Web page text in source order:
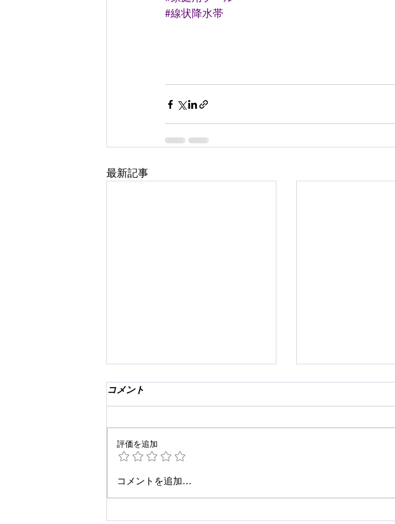
#線状降水帯
最新記事
☆肩こり・腰痛予防☆
コメント
評価を追加
コメントを追加…